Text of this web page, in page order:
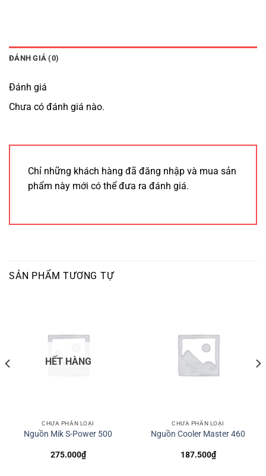
ĐÁNH GIÁ (0)
Đánh giá
Chưa có đánh giá nào.
Chỉ những khách hàng đã đăng nhập và mua sản
phẩm này mới có thể đưa ra đánh giá.
SẢN PHẨM TƯƠNG TỰ
HẾT HÀNG
CHƯA PHÂN LOẠI
Nguồn Mik S-Power 500
275.000₫
CHƯA PHÂN LOẠI
Nguồn Cooler Master 460
187.500₫